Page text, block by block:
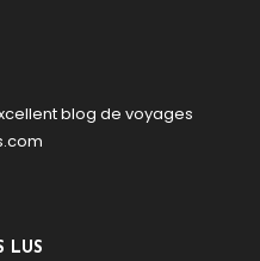
blog de voyages
LUS